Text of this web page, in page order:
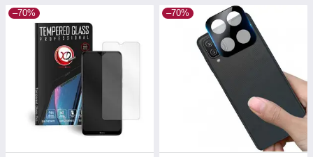
–70% –70%